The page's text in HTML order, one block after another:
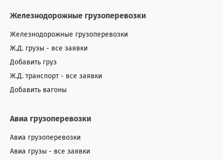
Железнодорожные грузоперевозки
Железнодорожные грузоперевозки
Ж.Д. грузы - все заявки
Добавить груз
Ж.Д. транспорт - все заявки
Добавить вагоны
Авиа грузоперевозки
Авиа грузоперевозки
Авиа грузы - все заявки